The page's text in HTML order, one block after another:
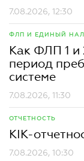
7.08.2026, 12:30
ФЛП И ЕДИНЫЙ
Как ФЛП 1 и
период
системе
7.08.2026, 11:30
ОТЧЕТНОСТЬ
КІК-
7.08.2026, 10:30